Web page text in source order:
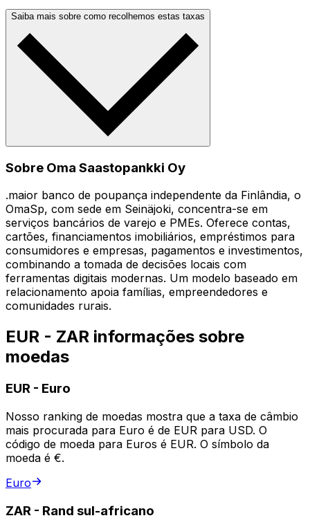
Saiba mais sobre como recolhemos estas taxas
Sobre Oma Saastopankki Oy
.maior banco de poupança independente da Finlândia, o
OmaSp, com sede em Seinäjoki, concentra-se em
serviços bancários de varejo e PMEs. Oferece contas,
cartões, financiamentos imobiliários, empréstimos para
consumidores e empresas, pagamentos e investimentos,
combinando a tomada de decisões locais com
ferramentas digitais modernas. Um modelo baseado em
relacionamento apoia famílias, empreendedores e
comunidades rurais.
EUR - ZAR informações sobre
moedas
EUR - Euro
Nosso ranking de moedas mostra que a taxa de câmbio
mais procurada para Euro é de EUR para USD. O
código de moeda para Euros é EUR. O símbolo da
moeda é €.
Euro
ZAR - Rand sul-africano